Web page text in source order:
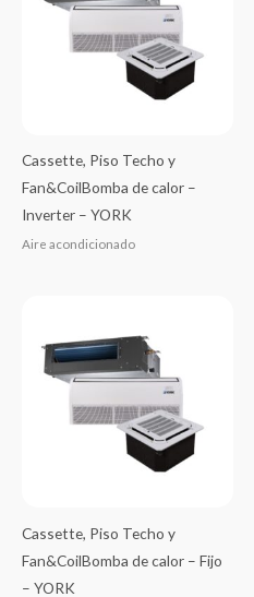
Cassette, Piso Techo y
Fan&CoilBomba de calor –
Inverter – YORK
Aire acondicionado
Cassette, Piso Techo y
Fan&CoilBomba de calor – Fijo
– YORK